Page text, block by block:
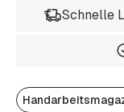
Schnelle